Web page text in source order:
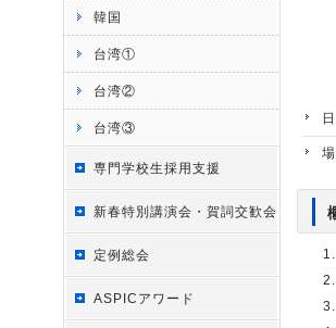
韓国
台湾①
台湾②
台湾③
専門学校生採用支援
新春特別講演会・賀詞交歓会
定例総会
ASPICアワード